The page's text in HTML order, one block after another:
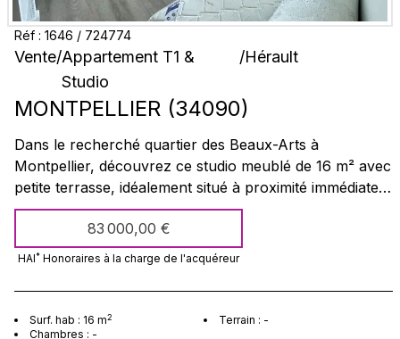
Réf : 1646 / 724774
Vente/Appartement T1 &
Studio
/Hérault
MONTPELLIER (34090)
Dans le recherché quartier des Beaux-Arts à
Montpellier, découvrez ce studio meublé de 16 m² avec
petite terrasse, idéalement situé à proximité immédiate
du tramway, des commerces et du centre-ville. Situé
dans un environnement calme et lumineux, ce bien en
très bon état général dispose d’un parquet au sol et
parfaitement à un investisseur à la recherche d’un bon
rendement locatif ou à un étudiant. Un bien rare dans
83 000,00 €
HAI* Honoraires à la charge de l'acquéreur
Surf. hab : 16 m2 Terrain : -
Chambres : -